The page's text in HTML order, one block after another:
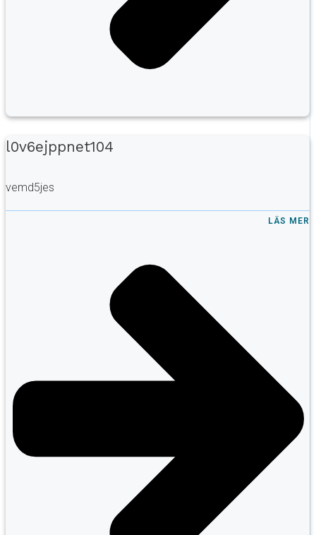
l0v6ejppnet104
vemd5jes
LÄS MER